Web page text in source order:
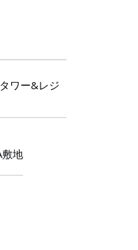
ワー&レジ
地